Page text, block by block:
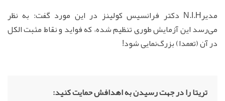
مدیرN.I.H دکتر فرانسیس کولینز در این مورد گفت: به نظر
می‌رسد این آزمایش طوری تنظیم شده، که فواید و نقاط مثبت الکل
در آن (تعمدا) بزرگ‌نمایی شود!
تریتا را در جهت رسیدن به اهدافش حمایت کنید: